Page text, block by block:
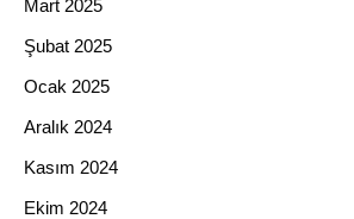
Mart 2025
Şubat 2025
Ocak 2025
Aralık 2024
Kasım 2024
Ekim 2024